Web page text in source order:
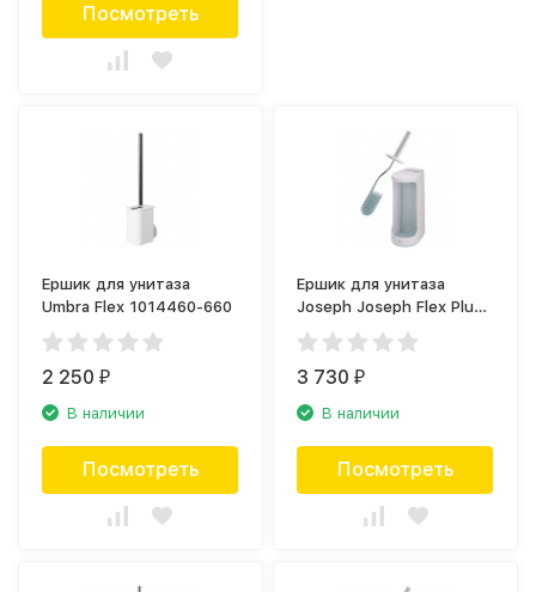
Посмотреть
Ершик для унитаза
Umbra Flex 1014460-660
2 250₽
В наличии
Посмотреть
Ершик для унитаза
Joseph Joseph Flex Plus
70536
3 730₽
В наличии
Посмотреть